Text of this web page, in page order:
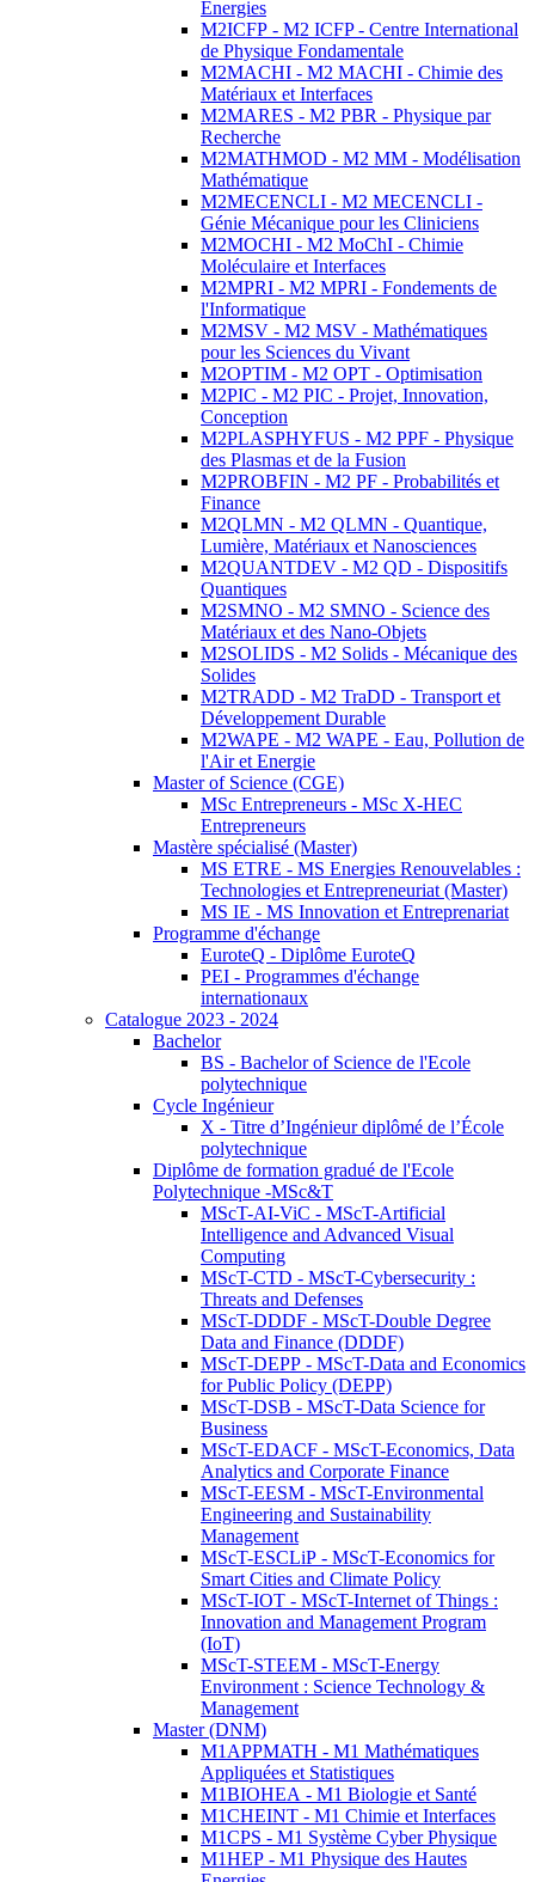
Energies
M2ICFP - M2 ICFP - Centre International
de Physique Fondamentale
M2MACHI - M2 MACHI - Chimie des
Matériaux et Interfaces
M2MARES - M2 PBR - Physique par
Recherche
M2MATHMOD - M2 MM - Modélisation
Mathématique
M2MECENCLI - M2 MECENCLI -
Génie Mécanique pour les Cliniciens
M2MOCHI - M2 MoChI - Chimie
Moléculaire et Interfaces
M2MPRI - M2 MPRI - Fondements de
l'Informatique
M2MSV - M2 MSV - Mathématiques
pour les Sciences du Vivant
M2OPTIM - M2 OPT - Optimisation
M2PIC - M2 PIC - Projet, Innovation,
Conception
M2PLASPHYFUS - M2 PPF - Physique
des Plasmas et de la Fusion
M2PROBFIN - M2 PF - Probabilités et
Finance
M2QLMN - M2 QLMN - Quantique,
Lumière, Matériaux et Nanosciences
M2QUANTDEV - M2 QD - Dispositifs
Quantiques
M2SMNO - M2 SMNO - Science des
Matériaux et des Nano-Objets
M2SOLIDS - M2 Solids - Mécanique des
Solides
M2TRADD - M2 TraDD - Transport et
Développement Durable
M2WAPE - M2 WAPE - Eau, Pollution de
l'Air et Energie
Master of Science (CGE)
MSc Entrepreneurs - MSc X-HEC
Entrepreneurs
Mastère spécialisé (Master)
MS ETRE - MS Energies Renouvelables :
Technologies et Entrepreneuriat (Master)
MS IE - MS Innovation et Entreprenariat
Programme d'échange
EuroteQ - Diplôme EuroteQ
PEI - Programmes d'échange
internationaux
Catalogue 2023 - 2024
Bachelor
BS - Bachelor of Science de l'Ecole
polytechnique
Cycle Ingénieur
X - Titre d’Ingénieur diplômé de l’École
polytechnique
Diplôme de formation gradué de l'Ecole
Polytechnique -MSc&T
MScT-AI-ViC - MScT-Artificial
Intelligence and Advanced Visual
Computing
MScT-CTD - MScT-Cybersecurity :
Threats and Defenses
MScT-DDDF - MScT-Double Degree
Data and Finance (DDDF)
MScT-DEPP - MScT-Data and Economics
for Public Policy (DEPP)
MScT-DSB - MScT-Data Science for
Business
MScT-EDACF - MScT-Economics, Data
Analytics and Corporate Finance
MScT-EESM - MScT-Environmental
Engineering and Sustainability
Management
MScT-ESCLiP - MScT-Economics for
Smart Cities and Climate Policy
MScT-IOT - MScT-Internet of Things :
Innovation and Management Program
(IoT)
MScT-STEEM - MScT-Energy
Environment : Science Technology &
Management
Master (DNM)
M1APPMATH - M1 Mathématiques
Appliquées et Statistiques
M1BIOHEA - M1 Biologie et Santé
M1CHEINT - M1 Chimie et Interfaces
M1CPS - M1 Système Cyber Physique
M1HEP - M1 Physique des Hautes